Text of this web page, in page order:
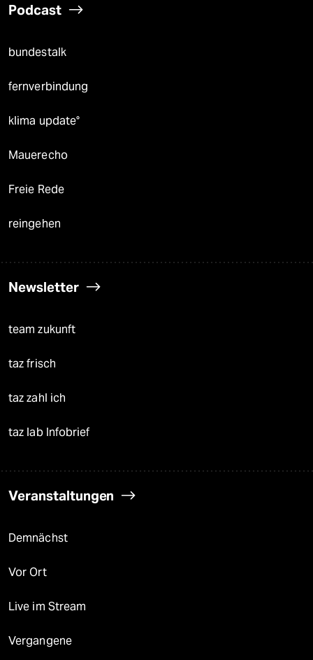
Podcast
bundestalk
fernverbindung
klima update°
Mauerecho
Freie Rede
reingehen
Newsletter
team zukunft
taz frisch
taz zahl ich
taz lab Infobrief
Veranstaltungen
Demnächst
Vor Ort
Live im Stream
Vergangene